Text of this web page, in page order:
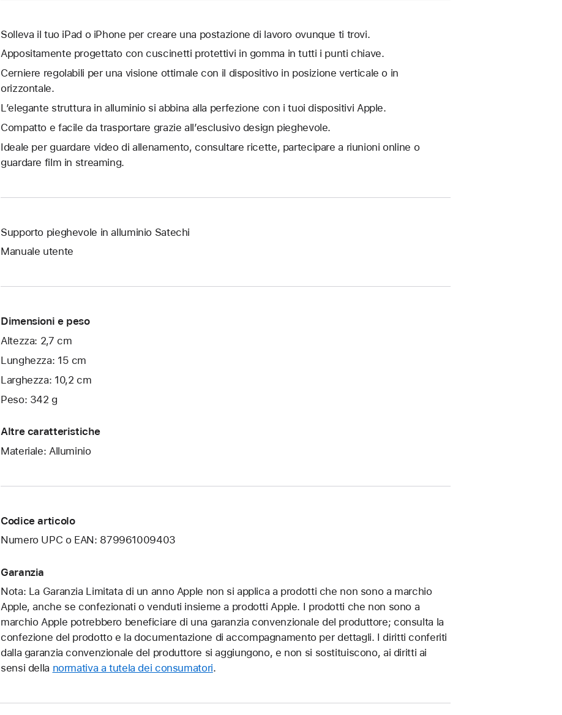
Solleva il tuo iPad o iPhone per creare una postazione di lavoro ovunque ti trovi.
Appositamente progettato con cuscinetti protettivi in gomma in tutti i punti chiave.
Cerniere regolabili per una visione ottimale con il dispositivo in posizione verticale o in
orizzontale.
L’elegante struttura in alluminio si abbina alla perfezione con i tuoi dispositivi Apple.
Compatto e facile da trasportare grazie all’esclusivo design pieghevole.
Ideale per guardare video di allenamento, consultare ricette, partecipare a riunioni online o
guardare film in streaming.
Supporto pieghevole in alluminio Satechi
Manuale utente
Dimensioni e peso
Altezza: 2,7 cm
Lunghezza: 15 cm
Larghezza: 10,2 cm
Peso: 342 g
Altre caratteristiche
Materiale: Alluminio
Codice articolo
Numero UPC o EAN: 879961009403
Garanzia
Nota: La Garanzia Limitata di un anno Apple non si applica a prodotti che non sono a marchio
Apple, anche se confezionati o venduti insieme a prodotti Apple. I prodotti che non sono a
marchio Apple potrebbero beneficiare di una garanzia convenzionale del produttore; consulta la
confezione del prodotto e la documentazione di accompagnamento per dettagli. I diritti conferiti
dalla garanzia convenzionale del produttore si aggiungono, e non si sostituiscono, ai diritti ai
sensi della normativa a tutela dei consumatori.